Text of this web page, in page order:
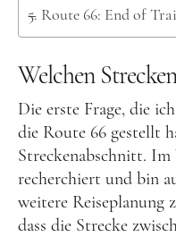
Bosnien
Route 66: End of
Welchen
Die erste Frage, die
die Route 66 gestellt
Streckenabschnitt.
recherchiert und bin
weitere Reiseplanung
dass die Strecke